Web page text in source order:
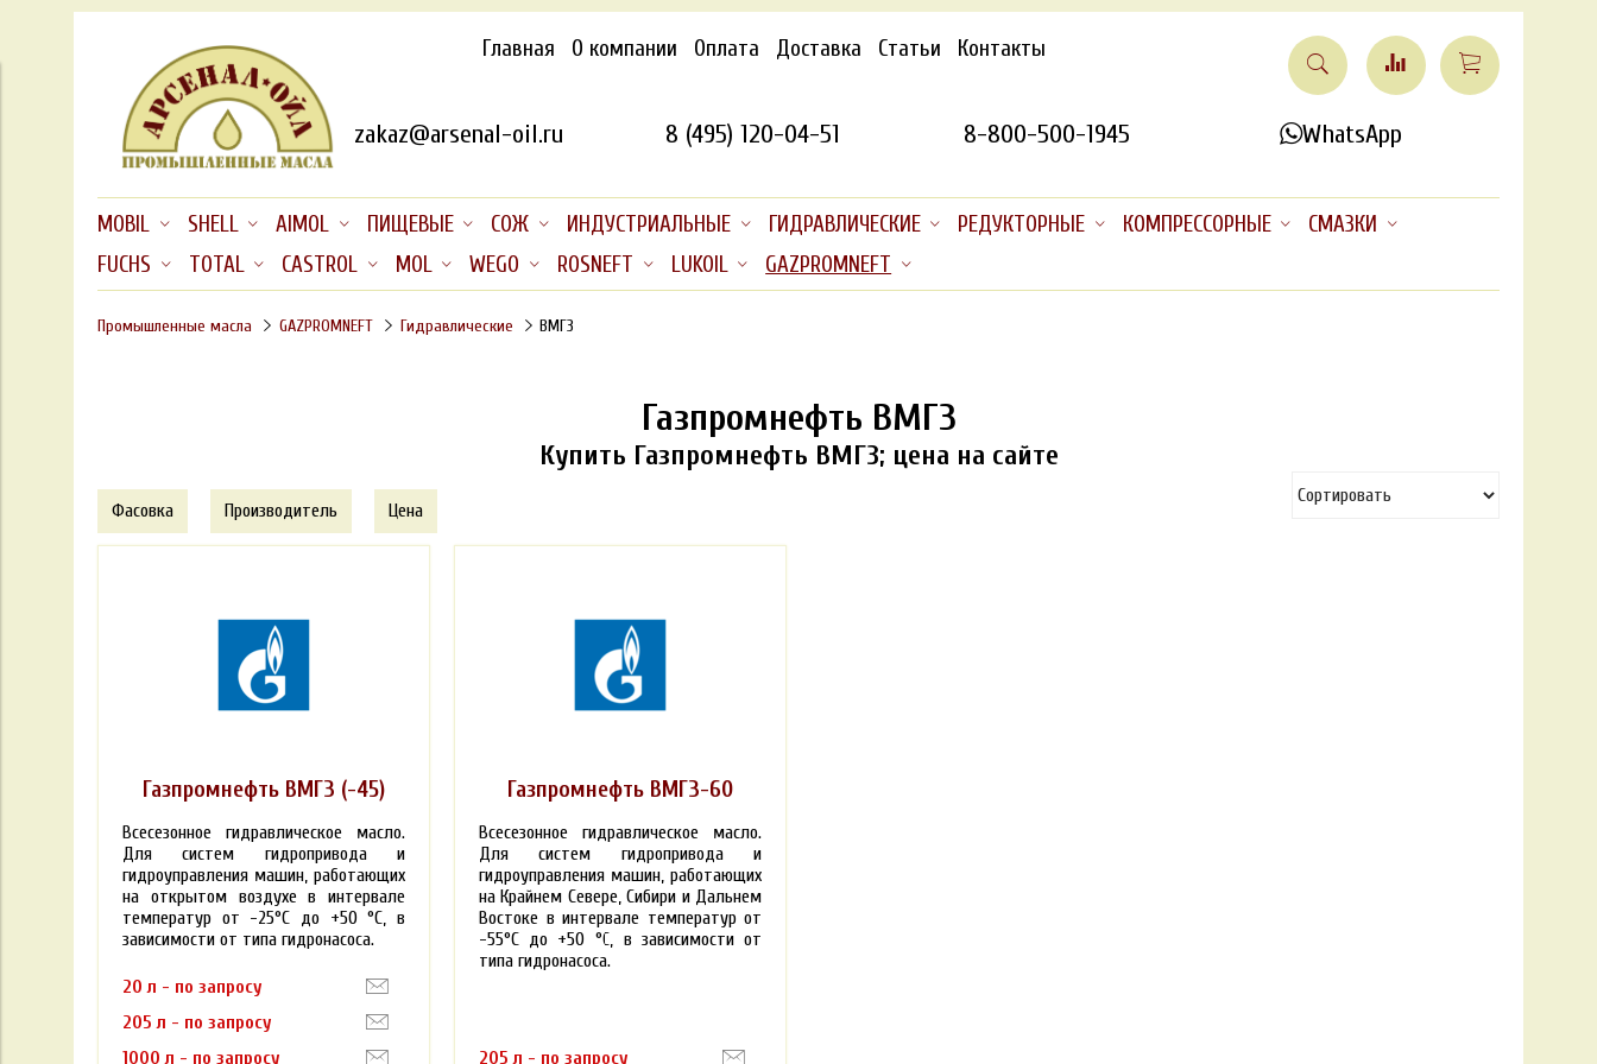
Главная О компании Оплата Доставка Статьи Контакты
zakaz@arsenal-oil.ru 8 (495) 120-04-51 8-800-500-1945 WhatsApp
MOBIL SHELL AIMOL ПИЩЕВЫЕ СОЖ ИНДУСТРИАЛЬНЫЕ ГИДРАВЛИЧЕСКИЕ РЕДУКТОРНЫЕ КОМПРЕССОРНЫЕ
СМАЗКИ
FUCHS
TOTAL CASTROL MOL WEGO ROSNEFT LUKOIL GAZPROMNEFT
Промышленные масла GAZPROMNEFT Гидравлические ВМГЗ
Газпромнефть ВМГЗ
Купить Газпромнефть ВМГЗ; цена на сайте
Фасовка Производитель Цена
Газпромнефть ВМГЗ (-45)
Всесезонное гидравлическое масло.
Для систем гидропривода и
гидроуправления машин, работающих
на открытом воздухе в интервале
температур от -25°С до +50 °С, в
зависимости от типа гидронасоса.
20 л - по запросу
205 л - по запросу
1000 л - по запросу
Газпромнефть ВМГЗ-60
Всесезонное гидравлическое масло.
Для систем гидропривода и
гидроуправления машин, работающих
на Крайнем Севере, Сибири и Дальнем
Востоке в интервале температур от
-55°С до +50 °С, в зависимости от
типа гидронасоса.
205 л - по запросу